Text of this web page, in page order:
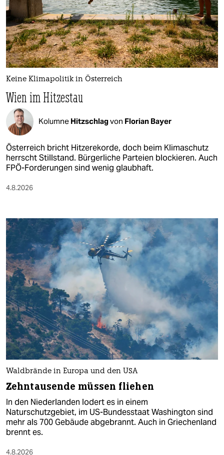
Keine Klimapolitik in Österreich
Wien im Hitzestau
Kolumne Hitzschlagvon Florian Bayer
Österreich bricht Hitzerekorde, doch beim Klimaschutz
herrscht Stillstand. Bürgerliche Parteien blockieren. Auch
FPÖ-Forderungen sind wenig glaubhaft.
4.8.2026
Waldbrände in Europa und den USA
Zehntausende müssen fliehen
In den Niederlanden lodert es in einem
Naturschutzgebiet, im US-Bundesstaat Washington sind
mehr als 700 Gebäude abgebrannt. Auch in Griechenland
brennt es.
4.8.2026